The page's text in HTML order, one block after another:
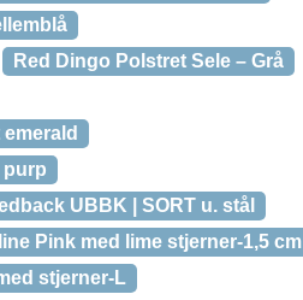
Red Dingo Polstret Sele – Grå
purp
UBBK | SORT u. stål
Pink med lime stjerner-1,5 cm
stjerner-L